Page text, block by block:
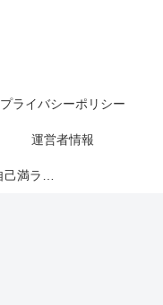
プライバシーポリシー
運営者情報
プロフィール：neko – 自己満ライター